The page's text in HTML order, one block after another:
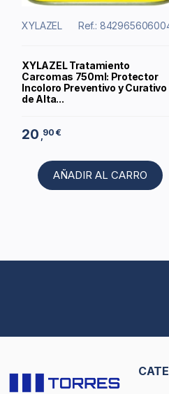
XYLAZEL Ref.:
XYLAZEL Tratamiento
Carcomas 750ml: Protector
Incoloro Preventivo y Curativo
de Alta...
20 ,90 €
AÑADIR AL CARRO